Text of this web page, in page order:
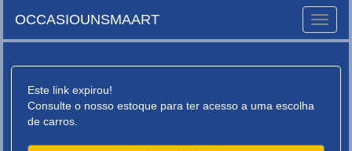
Toggle
OCCASIOUNSMAART
Este link expirou!
Consulte o nosso estoque para ter acesso a uma escolha
de carros.